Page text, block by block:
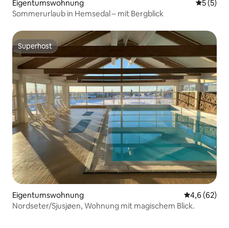
Eigentumswohnung
5 (5)
Sommerurlaub in Hemsedal – mit Bergblick
Superhost
Superhost
Eigentumswohnung
4,6 (62)
Nordseter/Sjusjøen, Wohnung mit magischem Blick.